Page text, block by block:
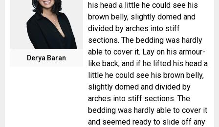
Derya Baran
his head a little he could see his
brown belly, slightly domed and
divided by arches into stiff
sections. The bedding was hardly
able to cover it. Lay on his armour-
like back, and if he lifted his head a
little he could see his brown belly,
slightly domed and divided by
arches into stiff sections. The
bedding was hardly able to cover it
and seemed ready to slide off any